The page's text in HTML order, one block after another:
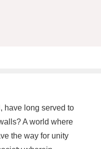
have long served to
A world where
the way for unity